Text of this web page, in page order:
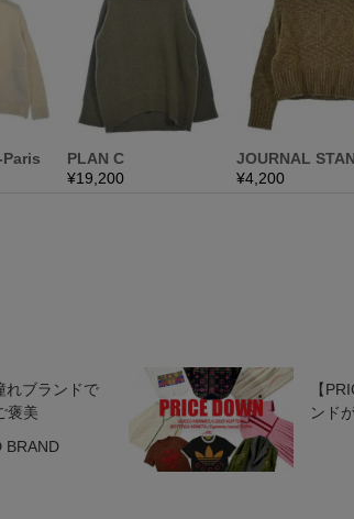
れブランドで
褒美
BRAND
【
ンド